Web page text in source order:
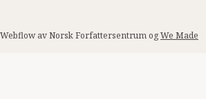
av Norsk Forfattersentrum ogWe Made